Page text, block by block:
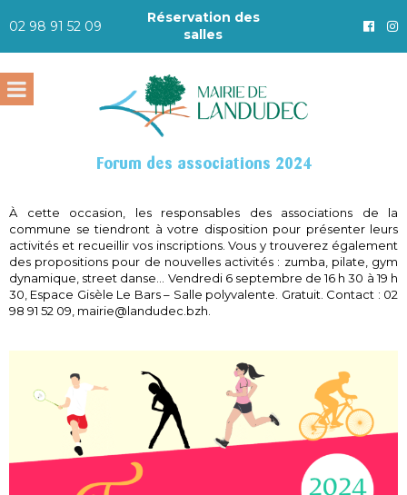
02 98 91 52 09
Réservation des
salles
Forum des associations 2024
À cette occasion, les responsables des associations de la
commune se tiendront à votre disposition pour présenter leurs
activités et recueillir vos inscriptions. Vous y trouverez également
des propositions pour de nouvelles activités : zumba, pilate, gym
dynamique, street danse… Vendredi 6 septembre de 16 h 30 à 19 h
30, Espace Gisèle Le Bars – Salle polyvalente. Gratuit. Contact : 02
98 91 52 09, mairie@landudec.bzh.